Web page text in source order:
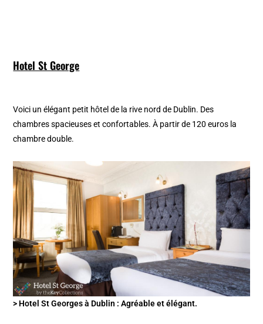
Hotel St George
Voici un élégant petit hôtel de la rive nord de Dublin. Des
chambres spacieuses et confortables. À partir de 120 euros la
chambre double.
> Hotel St Georges à Dublin : Agréable et élégant.